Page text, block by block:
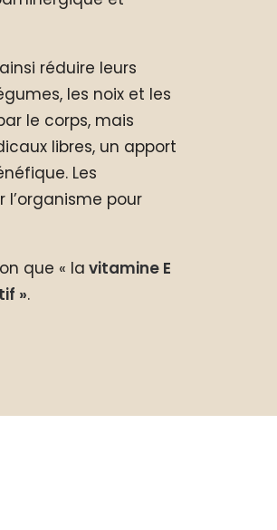
réduire leurs
les noix et les
le corps, mais
libres, un apport
Les
pour
que « la vitamine E
».